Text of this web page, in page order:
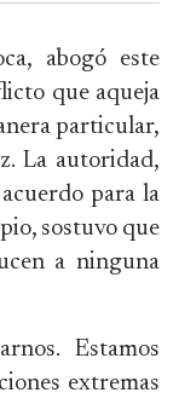
abogó este
que aqueja
particular,
La autoridad,
para la
sostuvo que
a ninguna
Estamos
extremas